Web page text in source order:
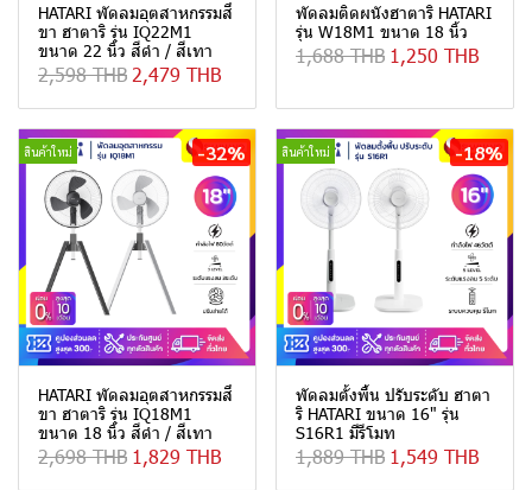
HATARI พัดลมอุตสาหกรรมสี่
ขา ฮาตาริ รุ่น IQ22M1
ขนาด 22 นิ้ว สีดำ / สีเทา
2,598 THB 2,479 THB
พัดลมติดผนังฮาตาริ HATARI
รุ่น W18M1 ขนาด 18 นิ้ว
1,688 THB 1,250 THB
สินค้าใหม่ -32%
HATARI พัดลมอุตสาหกรรมสี่
ขา ฮาตาริ รุ่น IQ18M1
ขนาด 18 นิ้ว สีดำ / สีเทา
2,698 THB 1,829 THB
สินค้าใหม่ -18%
พัดลมตั้งพื้น ปรับระดับ ฮาตา
ริ HATARI ขนาด 16" รุ่น
S16R1 มีรีโมท
1,889 THB 1,549 THB